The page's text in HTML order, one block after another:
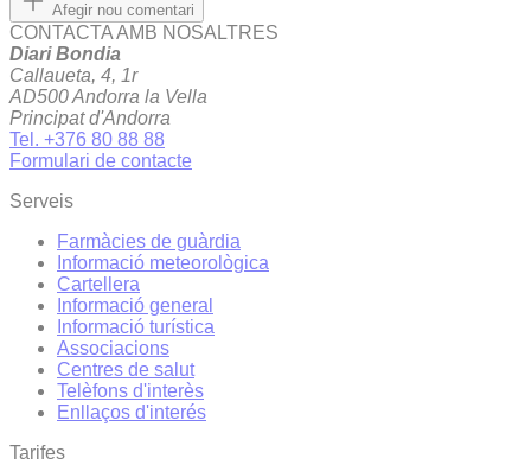
Afegir nou comentari
CONTACTA AMB NOSALTRES
Diari Bondia
Callaueta, 4, 1r
AD500 Andorra la Vella
Principat d'Andorra
Tel. +376 80 88 88
Formulari de contacte
Serveis
Farmàcies de guàrdia
Informació meteorològica
Cartellera
Informació general
Informació turística
Associacions
Centres de salut
Telèfons d'interès
Enllaços d'interés
Tarifes